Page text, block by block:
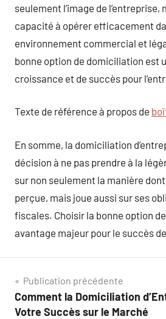
seulement l’image de l’entreprise,
capacité à opérer efficacement
environnement commercial et
bonne option de domiciliation est
croissance et de succès pour
Texte de référence à propos de
En somme, la domiciliation
décision à ne pas prendre à la
sur non seulement la manière
perçue, mais joue aussi sur ses
fiscales. Choisir la bonne option
avantage majeur pour le succès
Navigation
de
Publication précédente
Comment la Domiciliation
Votre Succès sur le Marché